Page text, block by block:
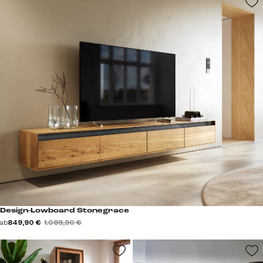
Design-Lowboard Stonegrace
ab849,90 € 1.089,90 €